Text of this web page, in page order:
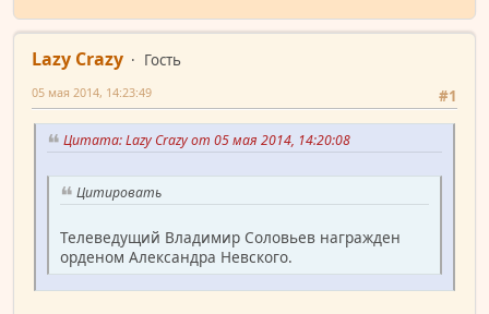
Lazy Crazy
Гость
#1
05 мая 2014, 14:23:49
Цитата: Lazy Crazy от 05 мая 2014, 14:20:08
Цитировать
Телеведущий Владимир Соловьев награжден
орденом Александра Невского.